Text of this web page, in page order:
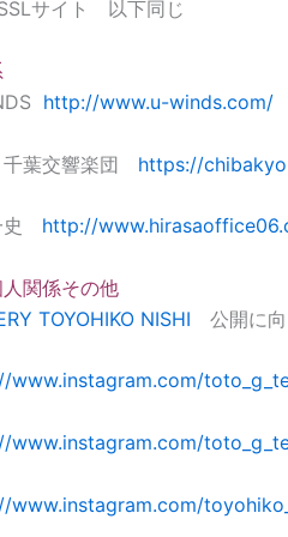
サイト 以下同じ
http://www.u-winds.com/
千葉交響楽団 https://
史 http://
関係その他
TOYOHIKO NISHI 公開に向
www.instagram.com/
www.instagram.com/
www.instagram.com/